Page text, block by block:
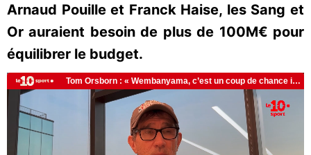
Arnaud Pouille et Franck Haise, les Sang et
Or auraient besoin de plus de 100M€ pour
équilibrer le budget.